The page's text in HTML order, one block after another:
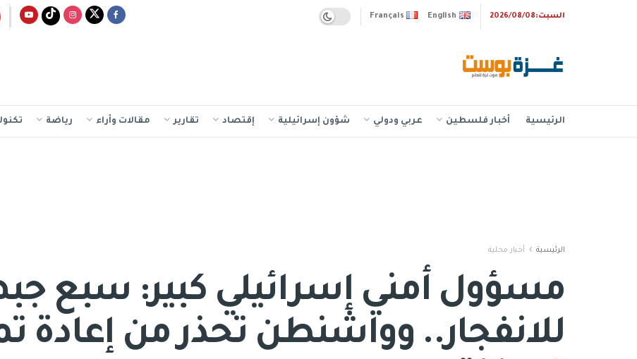
السبت:2026/08/08 Français English
الرئيسية أخبار فلسطين عربي ودولي شؤون إسرائيلية إقتصاد تقارير مقالات وأراء رياضة
الرئيسية أخبار محلية
مسؤول أمني إسرائيلي كبير: سبع
للانفجار.. وواشنطن تحذر من